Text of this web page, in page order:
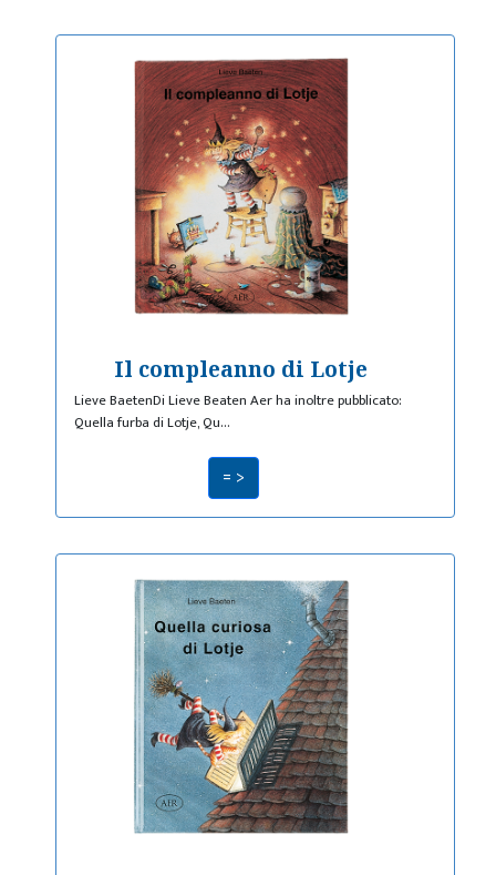
Il compleanno di Lotje
Lieve BaetenDi Lieve Beaten Aer ha inoltre pubblicato:
Quella furba di Lotje, Qu…
= >